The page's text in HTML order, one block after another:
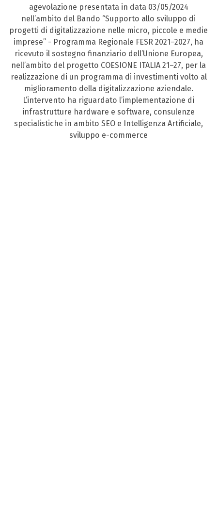
agevolazione presentata in data 03/05/2024
nell’ambito del Bando “Supporto allo sviluppo di
progetti di digitalizzazione nelle micro, piccole e medie
imprese” - Programma Regionale FESR 2021–2027, ha
ricevuto il sostegno finanziario dell’Unione Europea,
nell’ambito del progetto COESIONE ITALIA 21–27, per la
realizzazione di un programma di investimenti volto al
miglioramento della digitalizzazione aziendale.
L’intervento ha riguardato l’implementazione di
infrastrutture hardware e software, consulenze
specialistiche in ambito SEO e Intelligenza Artificiale,
sviluppo e-commerce